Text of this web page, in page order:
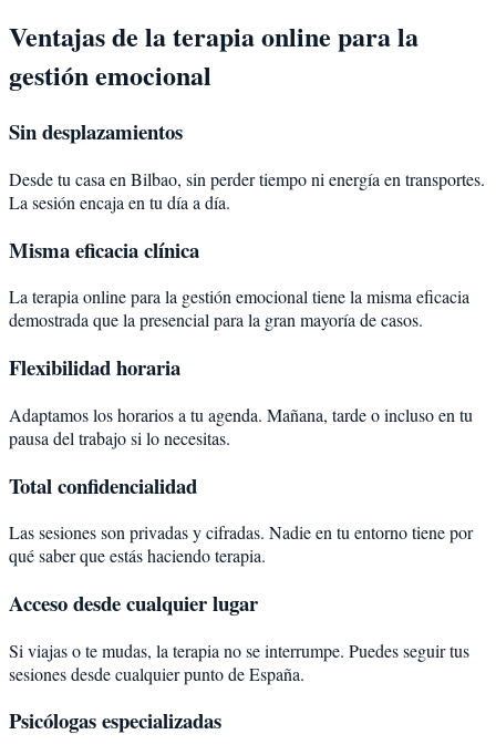
Ventajas de la terapia online para la
gestión emocional
Sin desplazamientos
Desde tu casa en Bilbao, sin perder tiempo ni energía en transportes.
La sesión encaja en tu día a día.
Misma eficacia clínica
La terapia online para la gestión emocional tiene la misma eficacia
demostrada que la presencial para la gran mayoría de casos.
Flexibilidad horaria
Adaptamos los horarios a tu agenda. Mañana, tarde o incluso en tu
pausa del trabajo si lo necesitas.
Total confidencialidad
Las sesiones son privadas y cifradas. Nadie en tu entorno tiene por
qué saber que estás haciendo terapia.
Acceso desde cualquier lugar
Si viajas o te mudas, la terapia no se interrumpe. Puedes seguir tus
sesiones desde cualquier punto de España.
Psicólogas especializadas